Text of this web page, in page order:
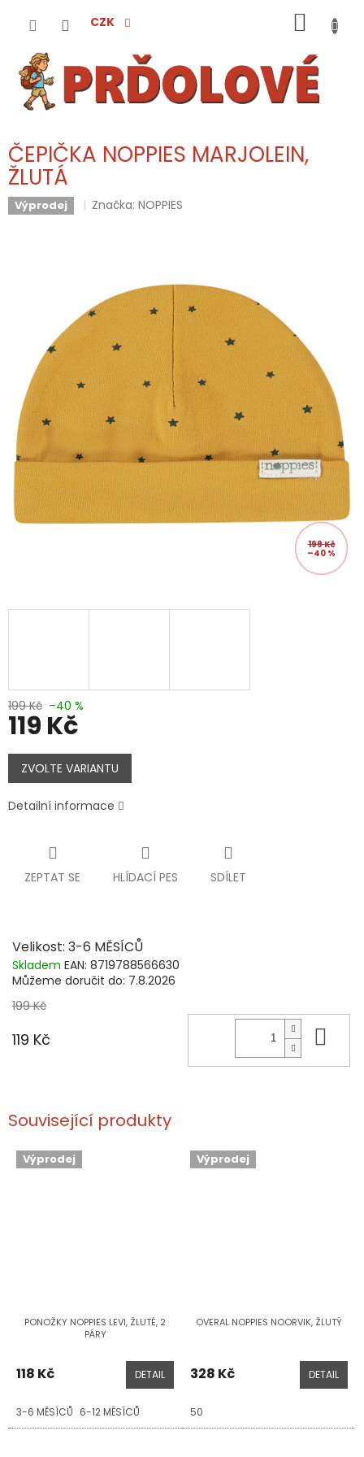
CZK
KOŠÍK
ČEPIČKA NOPPIES MARJOLEIN,
ŽLUTÁ
Výprodej Značka:NOPPIES
199 Kč
–40 %
199 Kč –40 %
119 Kč
Měrná
cena:
ZVOLTE VARIANTU
Detailní informace
ZEPTAT SE HLÍDACÍ PES SDÍLET
Velikost: 3-6 MĚSÍCŮ
Skladem EAN: 8719788566630
Můžeme doručit do: 7.8.2026
199 Kč
119 Kč
Související produkty
Výprodej
PONOŽKY NOPPIES LEVI, ŽLUTÉ, 2
PÁRY
118 Kč DETAIL
3-6 MĚSÍCŮ 6-12 MĚSÍCŮ
Výprodej
OVERAL NOPPIES NOORVIK, ŽLUTÝ
328 Kč DETAIL
50